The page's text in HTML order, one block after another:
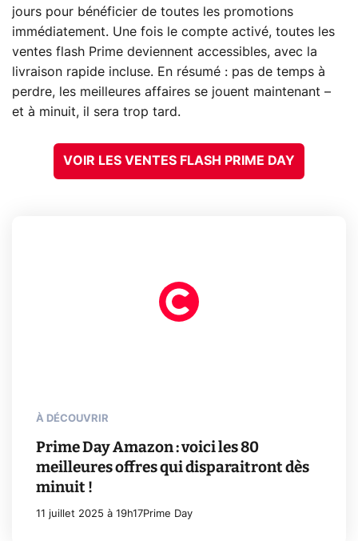
jours pour bénéficier de toutes les promotions
immédiatement. Une fois le compte activé, toutes les
ventes flash Prime deviennent accessibles, avec la
livraison rapide incluse. En résumé : pas de temps à
perdre, les meilleures affaires se jouent maintenant –
et à minuit, il sera trop tard.
VOIR LES VENTES FLASH PRIME DAY
À DÉCOUVRIR
Prime Day Amazon : voici les 80
meilleures offres qui disparaitront dès
minuit !
11 juillet 2025 à 19h17Prime Day